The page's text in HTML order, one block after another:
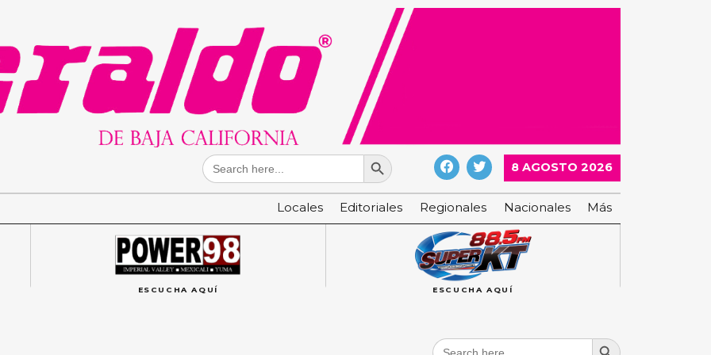
Search
for:
Search Button
8 AGOSTO 2026
Locales Editoriales Regionales Nacionales Más
ESCUCHA AQUÍ ESCUCHA AQUÍ
Search
Search Button